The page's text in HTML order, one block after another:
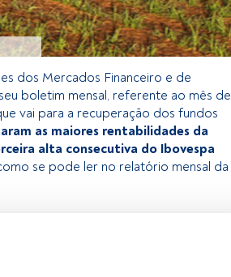
dos Mercados Financeiro e de
boletim mensal, referente ao mês de
vai para a recuperação dos fundos
as maiores rentabilidades da
alta consecutiva do Ibovespa
se pode ler no relatório mensal da
registados da FundsPeople. Se já